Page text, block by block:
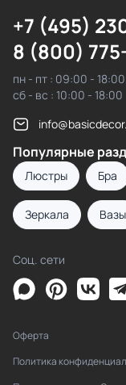
+7 (495)
8 (800)
пн - пт : 09:00 - 18:00
сб - вс : 10:00 - 18:00
Популярные
Люстры Бра
Зеркала Вазы
Соц. сети
Оферта
Политика